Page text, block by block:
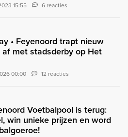
15:55 6 reacties
• Feyenoord trapt nieuw
af met stadsderby op Het
00:00 12 reacties
Voetbalpool is terug:
win unieke prijzen en word